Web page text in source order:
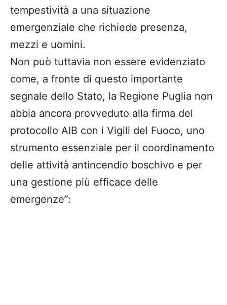
tempestività a una situazione
emergenziale che richiede presenza,
mezzi e uomini.
Non può tuttavia non essere evidenziato
come, a fronte di questo importante
segnale dello Stato, la Regione Puglia non
abbia ancora provveduto alla firma del
protocollo AIB con i Vigili del Fuoco, uno
strumento essenziale per il coordinamento
delle attività antincendio boschivo e per
una gestione più efficace delle
emergenze”: